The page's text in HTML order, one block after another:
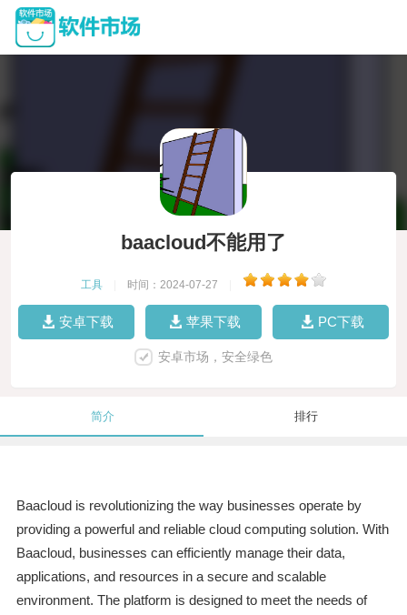
baacloud不能用了
工具 时间：2024-07-27
安卓下载 苹果下载 PC下载
安卓市场，安全绿色
简介 排行
Baacloud is revolutionizing the way businesses operate by
providing a powerful and reliable cloud computing solution. With
Baacloud, businesses can efficiently manage their data,
applications, and resources in a secure and scalable
environment. The platform is designed to meet the needs of